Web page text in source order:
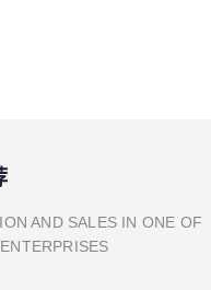
AND SALES IN ONE OF